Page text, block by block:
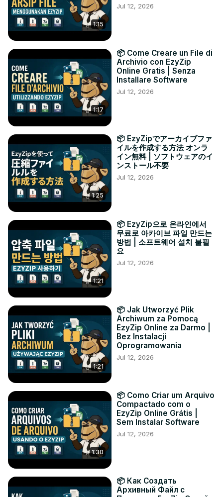
1:15
Jul 12, 2026
1:17
📦 Come Creare un File di
Archivio con EzyZip
Online Gratis | Senza
Installare Software
Jul 12, 2026
1:25
📦 EzyZipでアーカイブファ
イルを作成する方法 オンラ
イン無料 | ソフトウェアのイ
ンストール不要
Jul 12, 2026
1:21
📦 EzyZip으로 온라인에서
무료로 아카이브 파일 만드는
방법 | 소프트웨어 설치 불필
요
Jul 12, 2026
1:21
📦 Jak Utworzyć Plik
Archiwum za Pomocą
EzyZip Online za Darmo |
Bez Instalacji
Oprogramowania
Jul 12, 2026
1:30
📦 Como Criar um Arquivo
Compactado com o
EzyZip Online Grátis |
Sem Instalar Software
Jul 12, 2026
📦 Как Создать
Архивный Файл с